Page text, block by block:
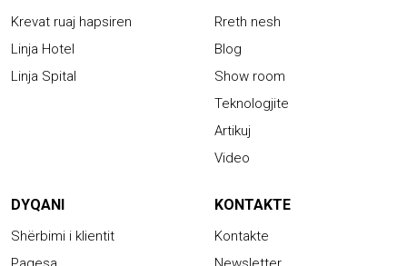
Krevat ruaj hapsiren
Linja Hotel
Linja Spital
Rreth nesh
Blog
Show room
Teknologjite
Artikuj
Video
DYQANI
Shërbimi i klientit
KONTAKTE
Kontakte